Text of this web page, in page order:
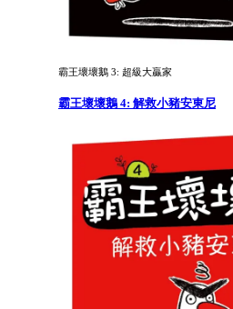
霸王壞壞鵝 3: 超級大贏家
霸王壞壞鵝 4: 解救小豬安東尼